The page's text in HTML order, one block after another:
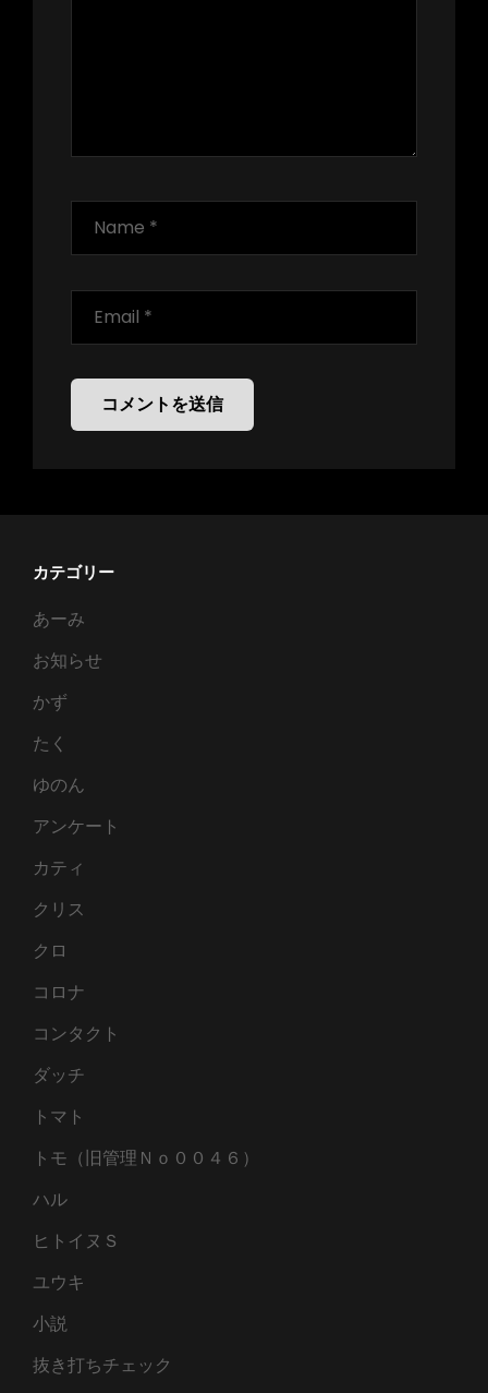
カテゴリー
あーみ
お知らせ
かず
たく
ゆのん
アンケート
カティ
クリス
クロ
コロナ
コンタクト
ダッチ
トマト
トモ（旧管理Ｎｏ００４６）
ハル
ヒトイヌＳ
ユウキ
小説
抜き打ちチェック